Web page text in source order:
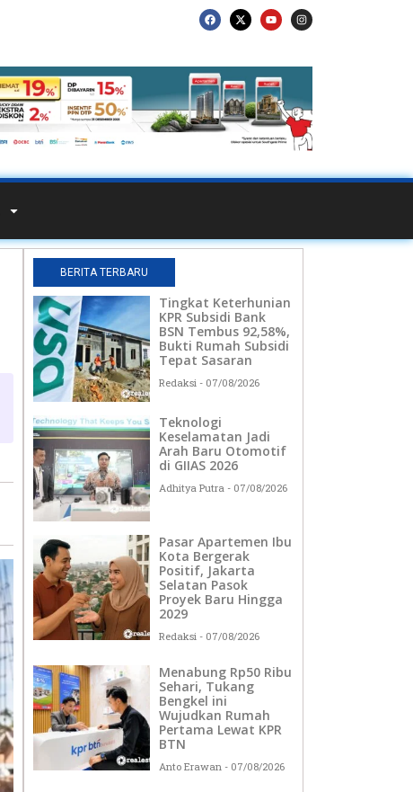
BERITA TERBARU
Tingkat Keterhunian
KPR Subsidi Bank
BSN Tembus 92,58%,
Bukti Rumah Subsidi
Tepat Sasaran
Redaksi 07/08/2026
Teknologi
Keselamatan Jadi
Arah Baru Otomotif
di GIIAS 2026
Adhitya Putra 07/08/2026
Pasar Apartemen Ibu
Kota Bergerak
Positif, Jakarta
Selatan Pasok
Proyek Baru Hingga
2029
Redaksi 07/08/2026
Menabung Rp50 Ribu
Sehari, Tukang
Bengkel ini
Wujudkan Rumah
Pertama Lewat KPR
BTN
Anto Erawan 07/08/2026